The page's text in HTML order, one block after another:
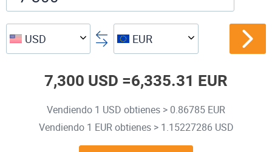
USD EUR
7,300 USD =6,335.31 EUR
Vendiendo 1 USD obtienes > 0.86785 EUR
Vendiendo 1 EUR obtienes > 1.15227286 USD